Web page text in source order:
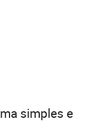
simples e